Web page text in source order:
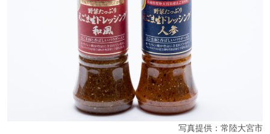
写真提供：常陸大宮市